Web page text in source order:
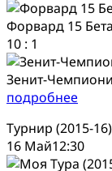
Форвард 15 Бета
10 : 1
Зенит-
подробнее
Турнир (2015-
16 Май12:30